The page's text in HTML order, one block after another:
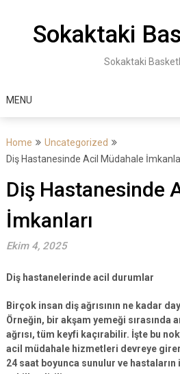
Sokaktaki
Sokaktaki
MENU
Home
Uncategorized
Diş Hastanesinde Acil Müdahale
Diş Hastanesinde
İmkanları
Ekim 4, 2025
Diş hastanelerinde acil durumlar
Birçok insan diş ağrısının ne kadar
Örneğin, bir akşam yemeği sırasında
ağrısı, tüm keyfi kaçırabilir. İşte bu
acil müdahale hizmetleri devreye
24 saat boyunca sunulur ve